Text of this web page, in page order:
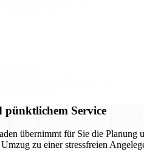
pünktlichem Service
übernimmt für Sie die Planung
zu einer stressfreien